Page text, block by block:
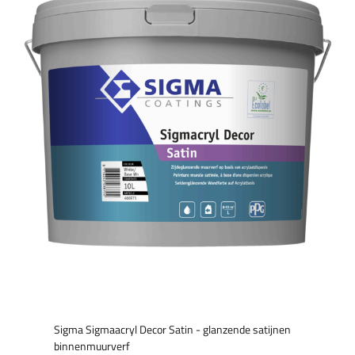
Sigma Sigmaacryl Decor Satin - glanzende satijnen
binnenmuurverf